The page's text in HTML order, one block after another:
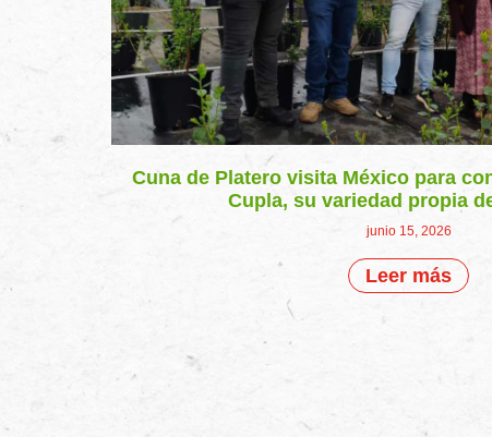
Cuna de Platero visita México para
Cupla, su variedad propia
junio 15, 2026
Leer más